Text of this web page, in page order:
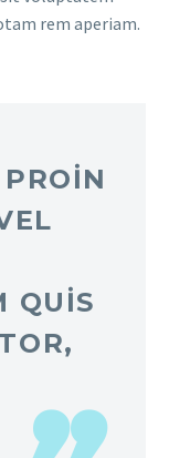
rem aperiam.
QUIS